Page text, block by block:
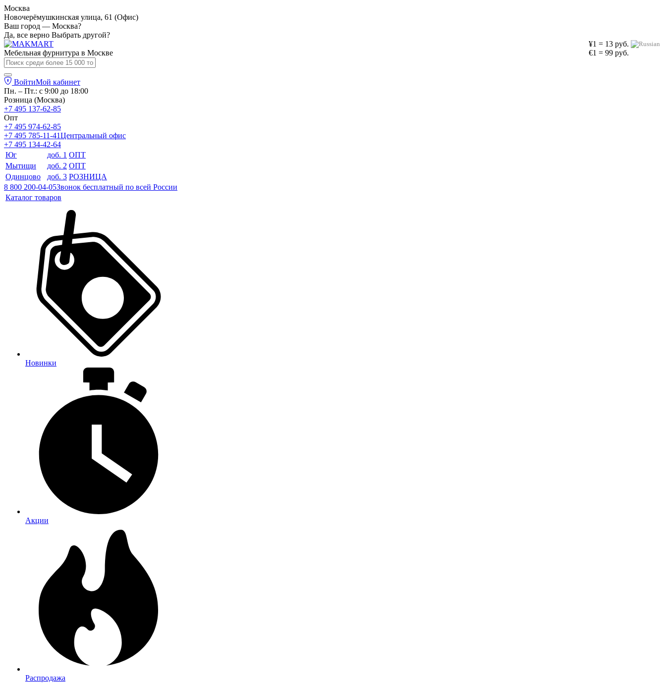
Москва
Новочерёмушкинская улица, 61 (Офис)
Ваш город — Москва?
Да, все верно Выбрать другой?
¥1 = 13 руб.
€1 = 99 руб.
Мебельная фурнитура в Москве
ВойтиМой кабинет
Пн. – Пт.: с 9:00 до 18:00
Розница (Москва)
+7 495 137-62-85
Опт
+7 495 974-62-85
+7 495 785-11-41Центральный офис
+7 495 134-42-64
Юг
доб. 1 ОПТ
Мытищи
доб. 2 ОПТ
Одинцово
доб. 3 РОЗНИЦА
8 800 200-04-05Звонок бесплатный по всей России
Каталог товаров
Новинки
Акции
Распродажа